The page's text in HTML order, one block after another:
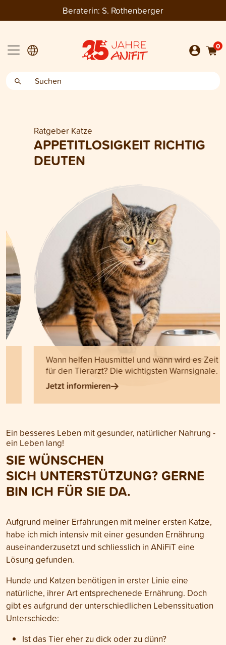
Beraterin: S. Rothenberger
0
Ratgeber Katze
APPETITLOSIGKEIT RICHTIG
DEUTEN
Wann helfen Hausmittel und wann wird es Zeit
für den Tierarzt? Die wichtigsten Warnsignale.
Jetzt informieren
Ein besseres Leben mit gesunder, natürlicher Nahrung -
ein Leben lang!
SIE WÜNSCHEN
SICH UNTERSTÜTZUNG? GERNE
BIN ICH FÜR SIE DA.
Aufgrund meiner Erfahrungen mit meiner ersten Katze,
habe ich mich intensiv mit einer gesunden Ernährung
auseinanderzusetzt und schliesslich in ANiFiT eine
Lösung gefunden.
Hunde und Katzen benötigen in erster Linie eine
natürliche, ihrer Art entsprechenede Ernährung. Doch
gibt es aufgrund der unterschiedlichen Lebenssituation
Unterschiede:
Ist das Tier eher zu dick oder zu dünn?